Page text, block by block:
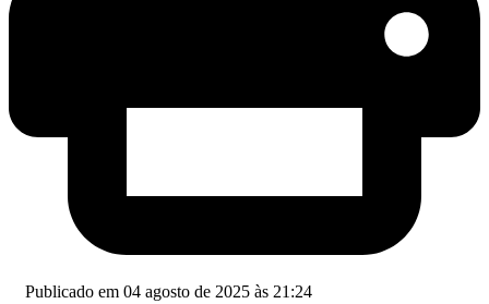
Publicado em 04 agosto de 2025 às 21:24